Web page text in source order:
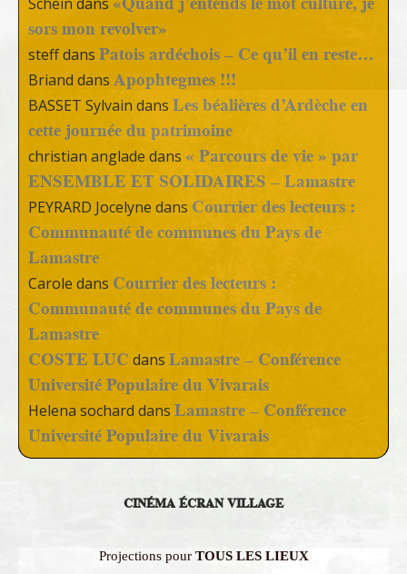
sors mon revolver»
steffdans Patois ardéchois – Ce qu’il en reste…
Briand dans Apophtegmes !!!
BASSET Sylvain dans Les béalières d’Ardèche en
cette journée du patrimoine
christian anglade dans « Parcours de vie » par
ENSEMBLE ET SOLIDAIRES – Lamastre
PEYRARD Jocelyne dans Courrier des lecteurs :
Communauté de communes du Pays de
Lamastre
Carole dans Courrier des lecteurs :
Communauté de communes du Pays de
Lamastre
COSTE LUC dans Lamastre – Conférence
Université Populaire du Vivarais
Helena sochard dans Lamastre – Conférence
Université Populaire du Vivarais
CINÉMA ÉCRAN VILLAGE